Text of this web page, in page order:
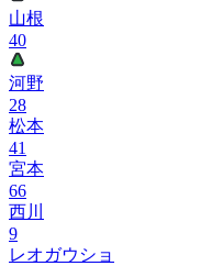
山根
40
河野
28
松本
41
宮本
66
西川
9
レオガウショ